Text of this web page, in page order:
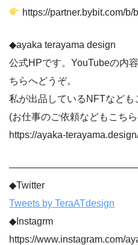
https://partner.bybit.com/b/
◆ayaka terayama design
公式HPです。YouTubeの内
ちらへどうぞ。
私が出品しているNFTなども
(お仕事のご依頼などもこち
https://ayaka-
◆Twitter
Tweets by TeraATdesign
◆Instagrm
https://www.instagram.com/